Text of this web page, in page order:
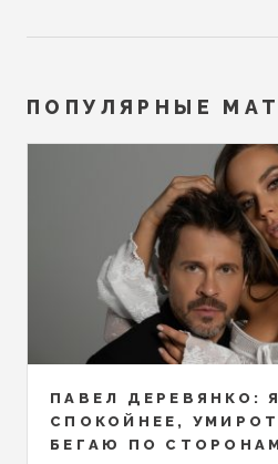
ПОПУЛЯРНЫЕ
ПАВЕЛ ДЕРЕВЯНКО:
СПОКОЙНЕЕ,
БЕГАЮ ПО